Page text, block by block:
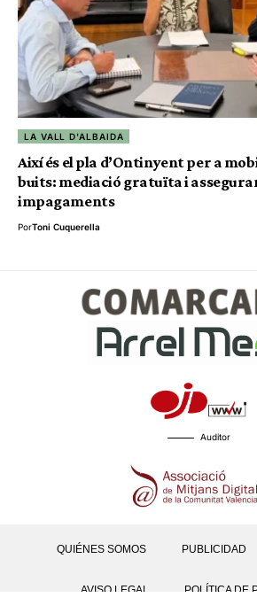
LA VALL D'ALBAIDA
Així és el pla d’Ontinyent per a
buits: mediació gratuïta i
impagaments
PorToni Cuquerella
Auditor
QUIÉNES SOMOS PUBLICIDAD
AVISO LEGAL POLÍTICA DE